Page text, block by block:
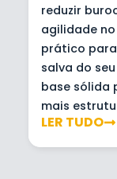
reduzir
agilidade
prático
salva do
base sólida
mais
LER TUDO